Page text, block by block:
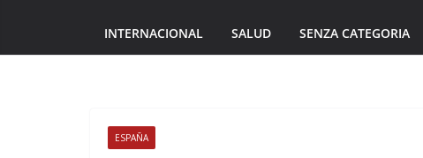
INTERNACIONAL SALUD SENZA CATEGORIA
ESPAÑA